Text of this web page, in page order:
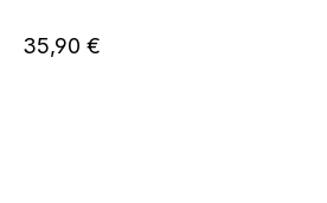
Regulärer Preis:
35,90 €